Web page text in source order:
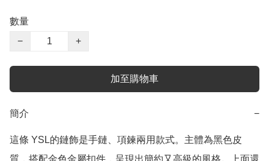
數量
−
+
加至購物車
簡介 −
這條 YSL的鏈飾是手鏈、項鍊兩用款式。主體為黑色皮